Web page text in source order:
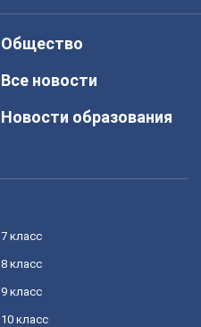
Общество
Все новости
Новости образования
7 класс
8 класс
9 класс
10 класс